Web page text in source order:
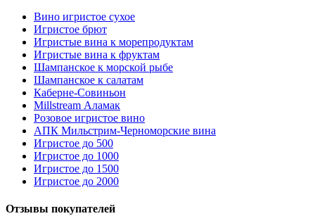
Вино игристое сухое
Игристое брют
Игристые вина к морепродуктам
Игристые вина к фруктам
Шампанское к морской рыбе
Шампанское к салатам
Каберне-Совиньон
Millstream Аламак
Розовое игристое вино
АПК Мильстрим-Черноморские вина
Игристое до 500
Игристое до 1000
Игристое до 1500
Игристое до 2000
Отзывы покупателей